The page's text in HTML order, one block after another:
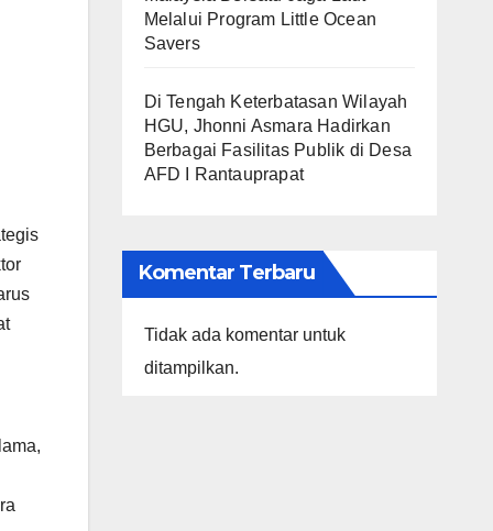
Melalui Program Little Ocean
Savers
Di Tengah Keterbatasan Wilayah
HGU, Jhonni Asmara Hadirkan
Berbagai Fasilitas Publik di Desa
AFD I Rantauprapat
Komentar Terbaru
Tidak ada komentar untuk
ditampilkan.